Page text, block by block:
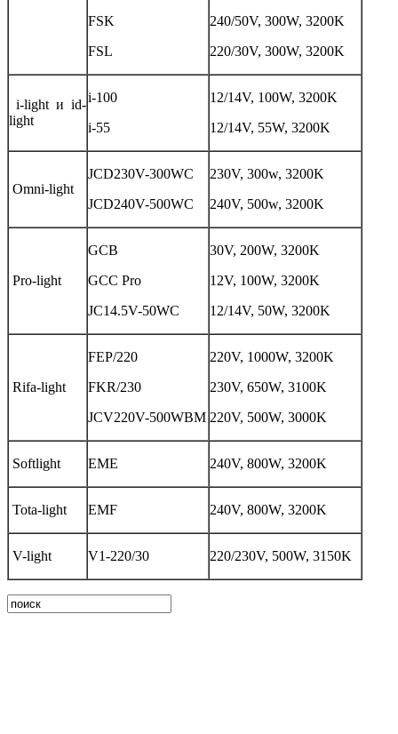
FSK
FSL
240/50V, 300W, 3200K
220/30V, 300W, 3200K
i-light и id-
light
i-100
i-55
12/14V, 100W, 3200K
12/14V, 55W, 3200K
Omni-light
JCD230V-300WC
JCD240V-500WC
230V, 300w, 3200K
240V, 500w, 3200K
Pro-light
GCB
GCC Pro
JC14.5V-50WC
30V, 200W, 3200K
12V, 100W, 3200K
12/14V, 50W, 3200K
Rifa-light
FEP/220
FKR/230
JCV220V-500WBM
220V, 1000W, 3200K
230V, 650W, 3100K
220V, 500W, 3000K
Softlight EME 240V, 800W, 3200K
Tota-light EMF 240V, 800W, 3200K
V-light V1-220/30 220/230V, 500W, 3150K